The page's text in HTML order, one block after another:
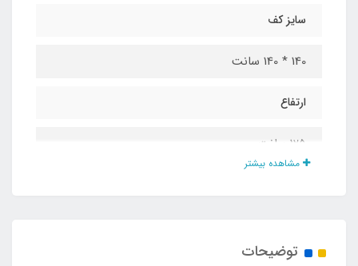
سایز کف
140 * 140 سانت
ارتفاع
125 سانت
مشاهده بیشتر
توضیحات